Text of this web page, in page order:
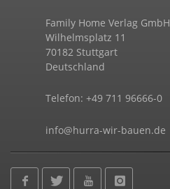
Family Home Verlag GmbH
Wilhelmsplatz 11
70182 Stuttgart
Deutschland
Telefon: +49 711 96666-0
info@hurra-wir-bauen.de